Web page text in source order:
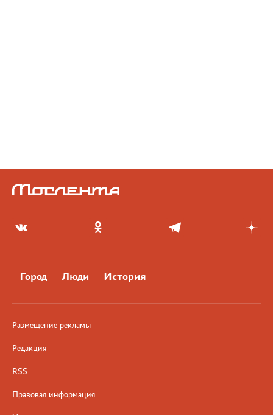
Город Люди История
Размещение рекламы
Редакция
RSS
Правовая информация